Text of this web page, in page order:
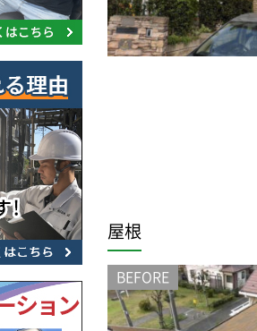
屋根
BEFORE